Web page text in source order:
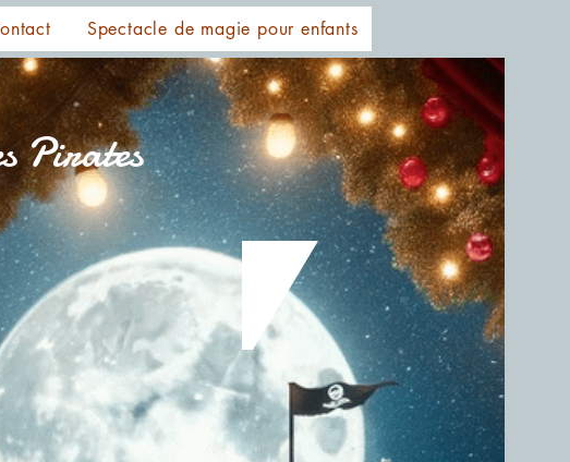
Spectacle de magie pour enfants
Pirates